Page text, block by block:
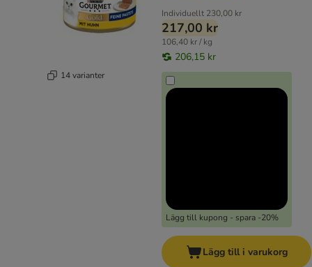
14 varianter
Individuellt 230,00 kr
217,00 kr
106,40 kr / kg
206,15 kr
Lägg till kupong - spara -20%
Lägg till i varukorg